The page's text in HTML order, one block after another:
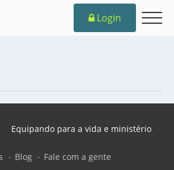
Login
Equipando para a vida e ministério
Blog Fale com a gente